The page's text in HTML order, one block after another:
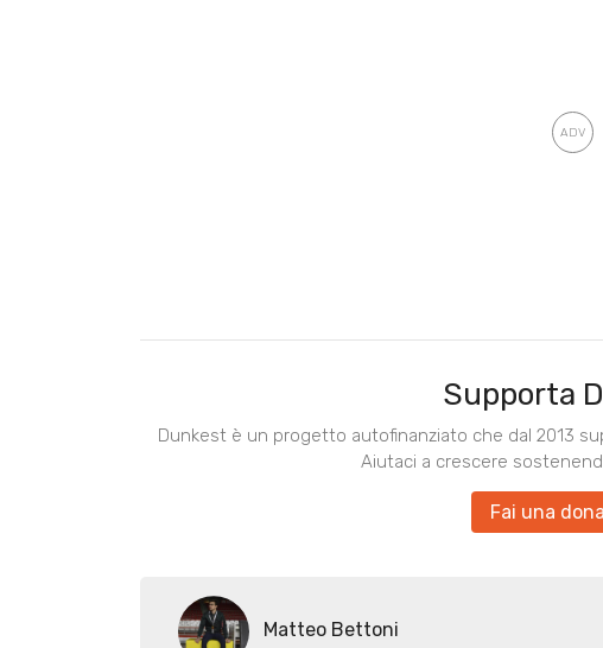
Supporta
Dunkest è un progetto autofinanziato che dal 2013
Aiutaci a crescere
Fai una
Matteo Bettoni